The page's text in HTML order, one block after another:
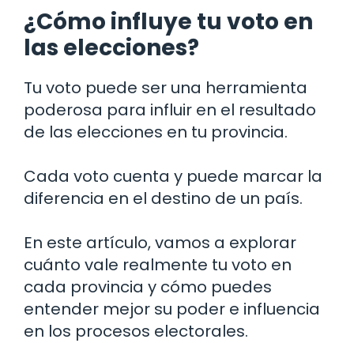
¿Cómo influye tu voto en
las elecciones?
Tu voto puede ser una herramienta
poderosa para influir en el resultado
de las elecciones en tu provincia.
Cada voto cuenta y puede marcar la
diferencia en el destino de un país.
En este artículo, vamos a explorar
cuánto vale realmente tu voto en
cada provincia y cómo puedes
entender mejor su poder e influencia
en los procesos electorales.